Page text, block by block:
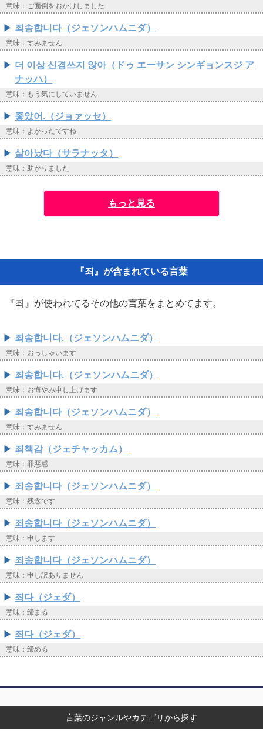
意味：ご面倒をおかけしました
죄송합니다（ジェソンハムニダ）
意味：すみません
더 이상 신경쓰지 않아（ドゥ エーサン シンギョンスジ ア
ナッハ）
意味：もう気にしていません
좋았어.（ジョァッセ）
意味：よかったですね
살아났다（サラナッタ）
意味：助かりました
もっと見る
『죄』が含まれている言葉
『죄』が使われてるその他の言葉をまとめてます。
죄송합니다.（ジェソンハムニダ）
意味：おっしゃいます
죄송합니다.（ジェソンハムニダ）
意味：お悔やみ申し上げます
죄송합니다（ジェソンハムニダ）
意味：すみません
죄책감（ジェチャッカム）
意味：罪悪感
죄송합니다（ジェソンハムニダ）
意味：残念です
죄송합니다（ジェソンハムニダ）
意味：申します
죄송합니다（ジェソンハムニダ）
意味：申し訳ありません
죄다（ジェダ）
意味：締まる
죄다（ジェダ）
意味：締める
言葉のジャンルやカテゴリから探す